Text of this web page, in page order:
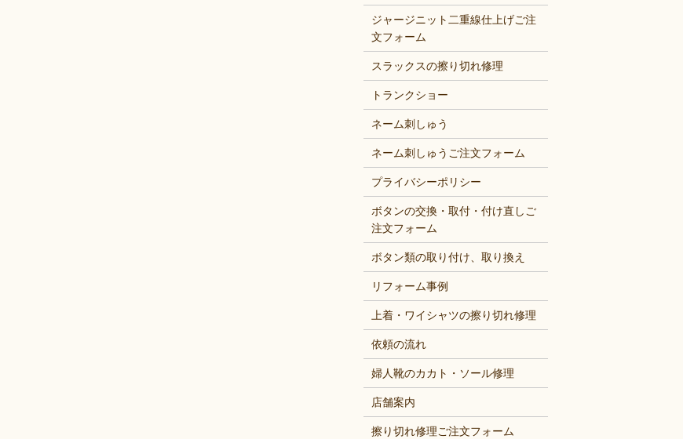
ジャージニット二重線仕上げご注
文フォーム
スラックスの擦り切れ修理
トランクショー
ネーム刺しゅう
ネーム刺しゅうご注文フォーム
プライバシーポリシー
ボタンの交換・取付・付け直しご
注文フォーム
ボタン類の取り付け、取り換え
リフォーム事例
上着・ワイシャツの擦り切れ修理
依頼の流れ
婦人靴のカカト・ソール修理
店舗案内
擦り切れ修理ご注文フォーム